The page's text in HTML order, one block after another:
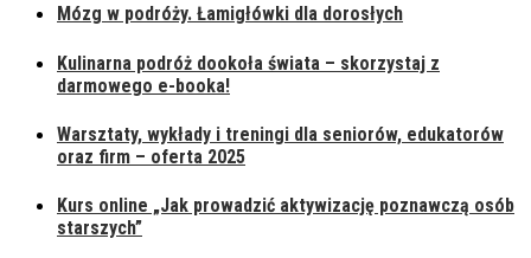
Mózg w podróży. Łamigłówki dla dorosłych
Kulinarna podróż dookoła świata – skorzystaj z
darmowego e-booka!
Warsztaty, wykłady i treningi dla seniorów, edukatorów
oraz firm – oferta 2025
Kurs online „Jak prowadzić aktywizację poznawczą osób
starszych”